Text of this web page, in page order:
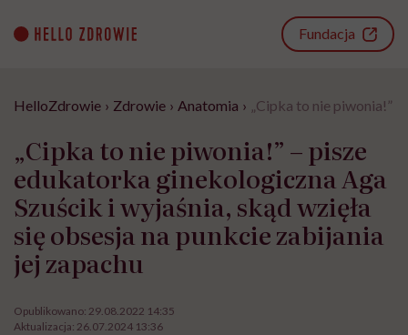
content
Fundacja
HelloZdrowie › Zdrowie › Anatomia › „Cipka to nie piwonia!”
„Cipka to nie piwonia!” – pisze
edukatorka ginekologiczna Aga
Szuścik i wyjaśnia, skąd wzięła
się obsesja na punkcie zabijania
jej zapachu
Opublikowano: 29.08.2022 14:35
Aktualizacja: 26.07.2024 13:36